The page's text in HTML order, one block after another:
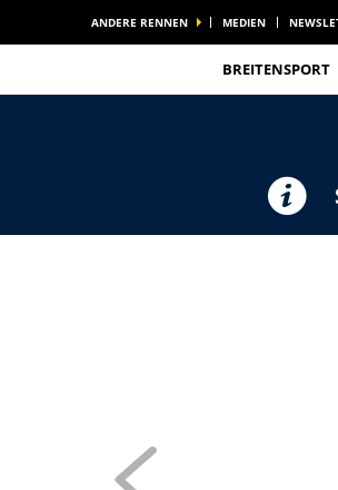
ANDERE RENNEN MEDIEN
BREITENSPORT